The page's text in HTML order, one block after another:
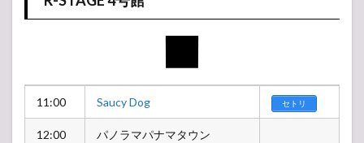
11:00 Saucy Dog セトリ
12:00 パノラマパナマタウン